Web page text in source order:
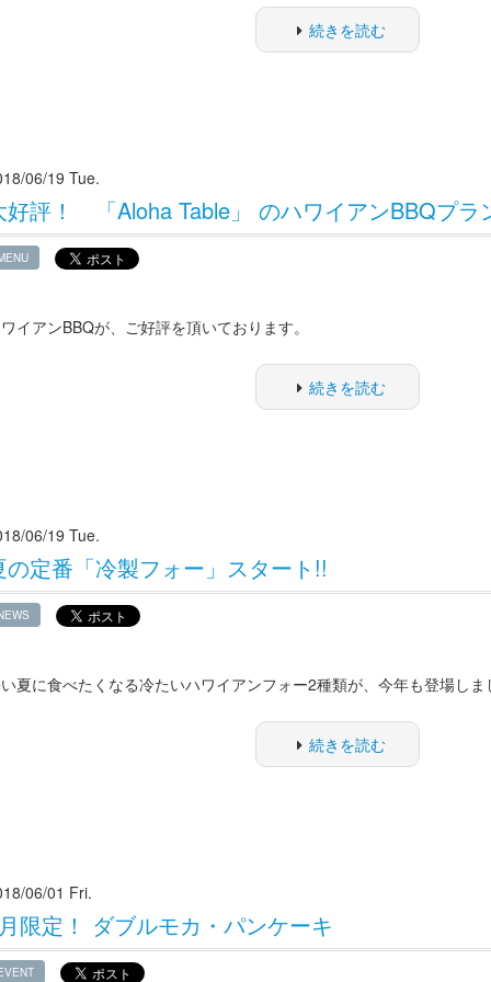
続きを読む
06/19 Tue.
好評！ 「Aloha Table」 のハワイアンBBQプラ
イアンBBQが、ご好評を頂いております。
続きを読む
06/19 Tue.
の定番「冷製フォー」スタート!!
夏に食べたくなる冷たいハワイアンフォー2種類が、今年も登場しま
続きを読む
06/01 Fri.
限定！ ダブルモカ・パンケーキ